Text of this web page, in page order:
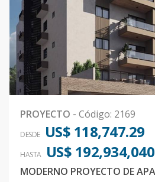
603 PH-K
Código
6 3
604 PH-L
Código 1800-34
6 3
603 PH-O
Código 1800 -35
6 3
604 PH-P
Código 1800-36
6 3
PROYECTO - Código: 2169
DESDE US$ 118,747.29
HASTA US$ 192,934,040